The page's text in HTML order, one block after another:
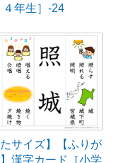
４年生］-24
たサイズ】【ふりが
漢字カード［小学